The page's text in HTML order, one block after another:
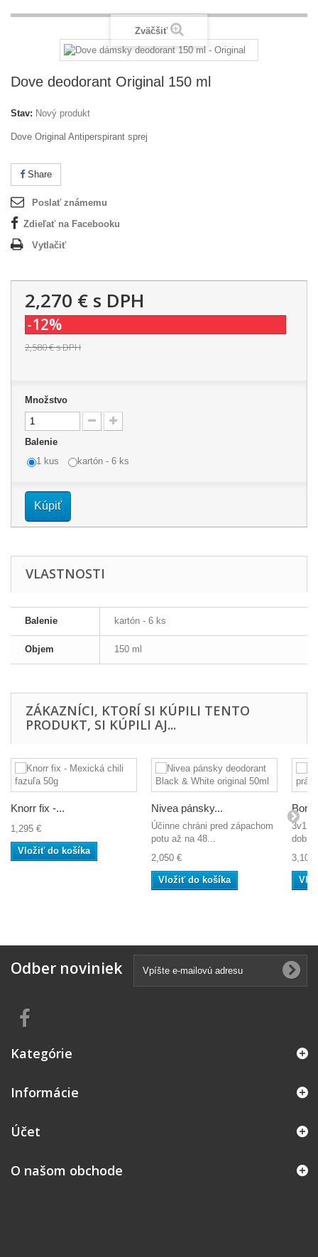
Zväčšiť
Dove deodorant Original 150 ml
Stav: Nový produkt
Dove Original Antiperspirant sprej
Share
Poslať známemu
Zdieľať na Facebooku
Vytlačiť
2,270 € s DPH
-12%
2,580 €s DPH
Množstvo
Balenie
1 kus
kartón - 6 ks
Kúpiť
VLASTNOSTI
Balenie kartón - 6 ks
Objem 150 ml
ZÁKAZNÍCI, KTORÍ SI KÚPILI TENTO
PRODUKT, SI KÚPILI AJ...
Knorr fix -...
1,295 €
Vložiť do košíka
Nivea pánsky...
Účinne chráni pred zápachom
potu až na 48...
2,050 €
Vložiť do košíka
3v1 -
dobrá
3,100
Odber noviniek
Kategórie
Informácie
Účet
O našom obchode